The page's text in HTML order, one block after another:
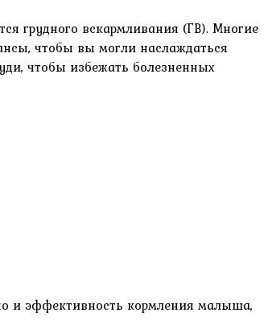
грудного вскармливания (ГВ). Многие
чтобы вы могли наслаждаться
чтобы избежать болезненных
и эффективность кормления малыша,